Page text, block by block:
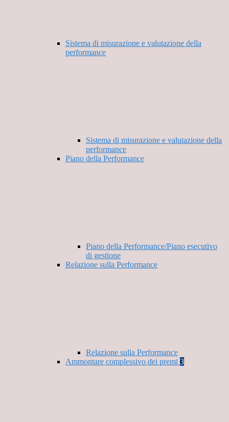
Sistema di misurazione e valutazione della
performance
Sistema di misurazione e valutazione della
performance
Piano della Performance
Piano della Performance/Piano esecutivo
di gestione
Relazione sulla Performance
Relazione sulla Performance
Ammontare complessivo dei premi 3